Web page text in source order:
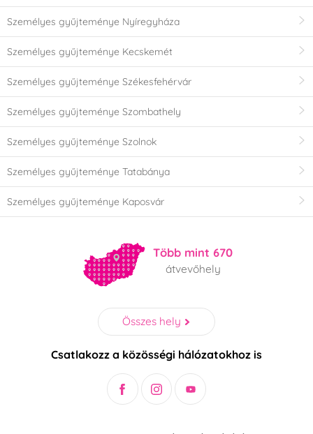
Személyes gyűjteménye Nyíregyháza
Személyes gyűjteménye Kecskemét
Személyes gyűjteménye Székesfehérvár
Személyes gyűjteménye Szombathely
Személyes gyűjteménye Szolnok
Személyes gyűjteménye Tatabánya
Személyes gyűjteménye Kaposvár
Több mint 670
átvevőhely
Összes hely
Csatlakozz a közösségi hálózatokhoz is